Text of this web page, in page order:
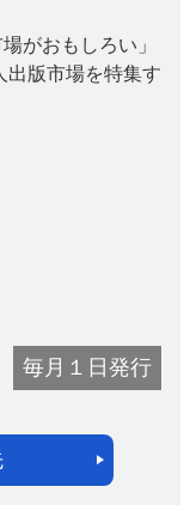
がおもしろい」
出版市場を特集す
毎月１日発行